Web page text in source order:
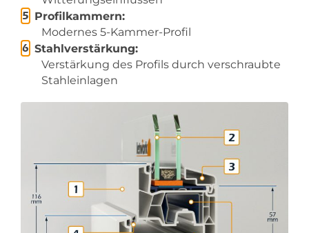
Profilkammern:
Modernes 5-Kammer-Profil
Stahlverstärkung:
Verstärkung des Profils durch verschraubte
Stahleinlagen